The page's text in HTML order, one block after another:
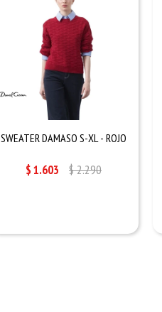
SWEATER DAMASO S-XL - ROJO
$1.603 $2.290